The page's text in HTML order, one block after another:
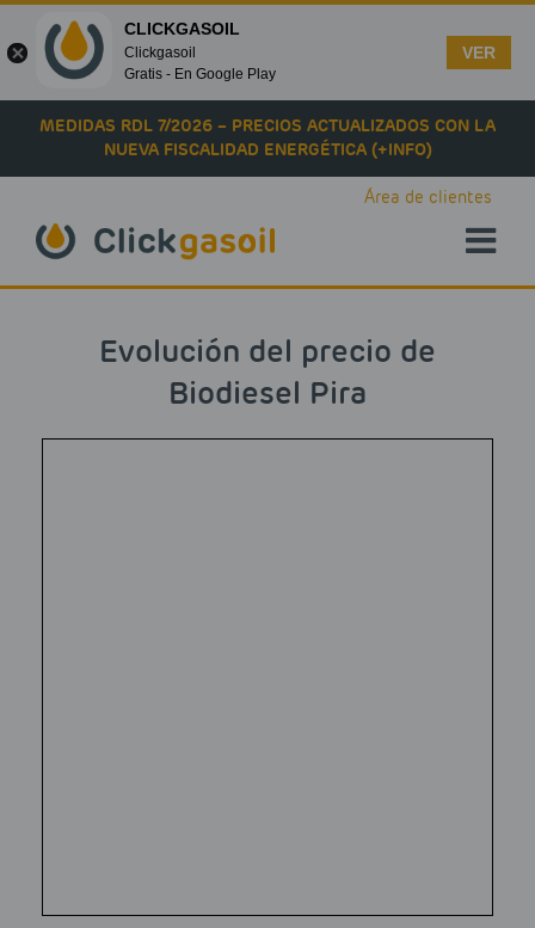
Skip to main content
MEDIDAS RDL 7/2026 – PRECIOS ACTUALIZADOS CON LA
NUEVA FISCALIDAD ENERGÉTICA (+INFO)
Área de clientes
Evolución del precio de
Biodiesel Pira
CLICKGASOIL
Clickgasoil
Gratis - En Google Play
VER